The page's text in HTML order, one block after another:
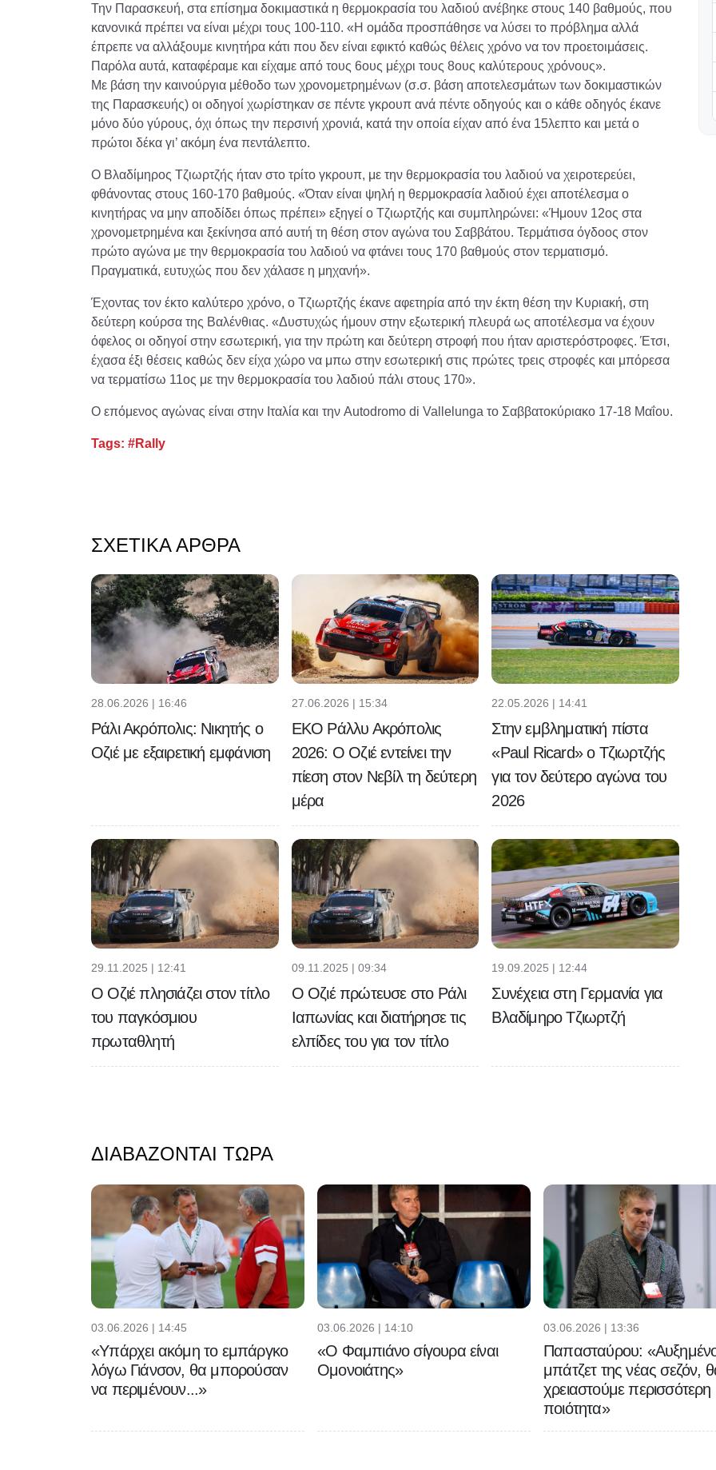
Την Παρασκευή, στα επίσημα δοκιμαστικά η θερμοκρασία του λαδιού ανέβηκε στους 140 βαθμούς, που
κανονικά πρέπει να είναι μέχρι τους 100-110. «Η ομάδα προσπάθησε να λύσει το πρόβλημα αλλά
έπρεπε να αλλάξουμε κινητήρα κάτι που δεν είναι εφικτό καθώς θέλεις χρόνο να τον προετοιμάσεις.
Παρόλα αυτά, καταφέραμε και είχαμε από τους 6ους μέχρι τους 8ους καλύτερους χρόνους».
Με βάση την καινούργια μέθοδο των χρονομετρημένων (σ.σ. βάση αποτελεσμάτων των δοκιμαστικών
της Παρασκευής) οι οδηγοί χωρίστηκαν σε πέντε γκρουπ ανά πέντε οδηγούς και ο κάθε οδηγός έκανε
μόνο δύο γύρους, όχι όπως την περσινή χρονιά, κατά την οποία είχαν από ένα 15λεπτο και μετά ο
πρώτοι δέκα γι’ ακόμη ένα πεντάλεπτο.
Ο Βλαδίμηρος Τζιωρτζής ήταν στο τρίτο γκρουπ, με την θερμοκρασία του λαδιού να χειροτερεύει,
φθάνοντας στους 160-170 βαθμούς. «Όταν είναι ψηλή η θερμοκρασία λαδιού έχει αποτέλεσμα ο
κινητήρας να μην αποδίδει όπως πρέπει» εξηγεί ο Τζιωρτζής και συμπληρώνει: «Ήμουν 12ος στα
χρονομετρημένα και ξεκίνησα από αυτή τη θέση στον αγώνα του Σαββάτου. Τερμάτισα όγδοος στον
πρώτο αγώνα με την θερμοκρασία του λαδιού να φτάνει τους 170 βαθμούς στον τερματισμό.
Πραγματικά, ευτυχώς που δεν χάλασε η μηχανή».
Έχοντας τον έκτο καλύτερο χρόνο, ο Τζιωρτζής έκανε αφετηρία από την έκτη θέση την Κυριακή, στη
δεύτερη κούρσα της Βαλένθιας. «Δυστυχώς ήμουν στην εξωτερική πλευρά ως αποτέλεσμα να έχουν
όφελος οι οδηγοί στην εσωτερική, για την πρώτη και δεύτερη στροφή που ήταν αριστερόστροφες. Έτσι,
έχασα έξι θέσεις καθώς δεν είχα χώρο να μπω στην εσωτερική στις πρώτες τρεις στροφές και μπόρεσα
να τερματίσω 11ος με την θερμοκρασία του λαδιού πάλι στους 170».
Ο επόμενος αγώνας είναι στην Ιταλία και την Autodromo di Vallelunga το Σαββατοκύριακο 17-18 Μαΐου.
Tags: #Rally
ΣΧΕΤΙΚΆ ΆΡΘΡΑ
28.06.2026 | 16:46
Ράλι Ακρόπολις: Νικητής ο
Οζιέ με εξαιρετική εμφάνιση
27.06.2026 | 15:34
EKO Ράλλυ Ακρόπολις
2026: Ο Οζιέ εντείνει την
πίεση στον Νεβίλ τη δεύτερη
μέρα
22.05.2026 | 14:41
Στην εμβληματική πίστα
«Paul Ricard» ο Τζιωρτζής
για τον δεύτερο αγώνα του
2026
29.11.2025 | 12:41
Ο Οζιέ πλησιάζει στον τίτλο
του παγκόσμιου
πρωταθλητή
09.11.2025 | 09:34
Ο Οζιέ πρώτευσε στο Ράλι
Ιαπωνίας και διατήρησε τις
ελπίδες του για τον τίτλο
19.09.2025 | 12:44
Συνέχεια στη Γερμανία για
Βλαδίμηρο Τζιωρτζή
ΔΙΑΒΆΖΟΝΤΑΙ ΤΏΡΑ
03.06.2026 | 14:45
«Υπάρχει ακόμη το εμπάργκο
λόγω Γιάνσον, θα μπορούσαν
να περιμένουν...»
03.06.2026 | 14:10
«Ο Φαμπιάνο σίγουρα είναι
Ομονοιάτης»
03.06.2026 | 13:36
Παπασταύρου:
μπάτζετ της νέας σεζόν,
χρειαστούμε περισσότερη
ποιότητα»